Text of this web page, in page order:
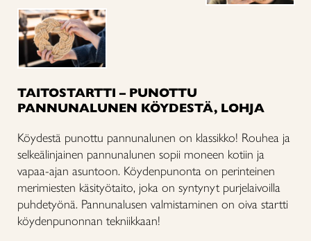
TAITOSTARTTI – PUNOTTU
PANNUNALUNEN KÖYDESTÄ, LOHJA
Köydestä punottu pannunalunen on klassikko! Rouhea ja
selkeälinjainen pannunalunen sopii moneen kotiin ja
vapaa-ajan asuntoon. Köydenpunonta on perinteinen
merimiesten käsityötaito, joka on syntynyt purjelaivoilla
puhdetyönä. Pannunalusen valmistaminen on oiva startti
köydenpunonnan tekniikkaan!